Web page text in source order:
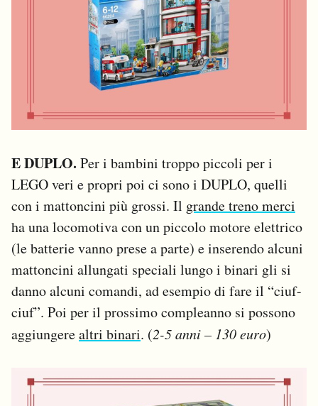
E DUPLO. Per i bambini troppo piccoli per i
LEGO veri e propri poi ci sono i DUPLO, quelli
con i mattoncini più grossi. Il grande treno merci
ha una locomotiva con un piccolo motore elettrico
(le batterie vanno prese a parte) e inserendo alcuni
mattoncini allungati speciali lungo i binari gli si
danno alcuni comandi, ad esempio di fare il “ciuf-
ciuf”. Poi per il prossimo compleanno si possono
aggiungerealtri binari. (2-5 anni – 130 euro)